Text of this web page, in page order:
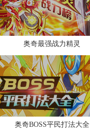
奥奇最强战力精灵
奥奇BOSS平民打法大全